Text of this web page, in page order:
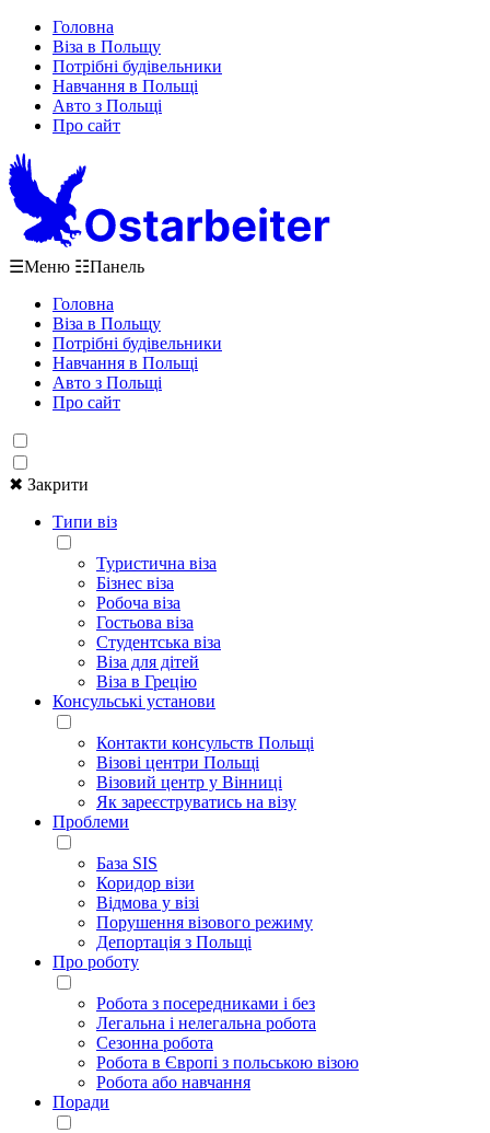
Головна
Віза в Польщу
Потрібні будівельники
Навчання в Польщі
Авто з Польщі
Про сайт
☰Меню ☷Панель
Головна
Віза в Польщу
Потрібні будівельники
Навчання в Польщі
Авто з Польщі
Про сайт
✖ Закрити
Типи віз
Туристична віза
Бізнес віза
Робоча віза
Гостьова віза
Студентська віза
Віза для дітей
Віза в Грецію
Консульські установи
Контакти консульств Польщі
Візові центри Польщі
Візовий центр у Вінниці
Як зареєструватись на візу
Проблеми
База SIS
Коридор візи
Відмова у візі
Порушення візового режиму
Депортація з Польщі
Про роботу
Робота з посередниками і без
Легальна і нелегальна робота
Сезонна робота
Робота в Європі з польською візою
Робота або навчання
Поради